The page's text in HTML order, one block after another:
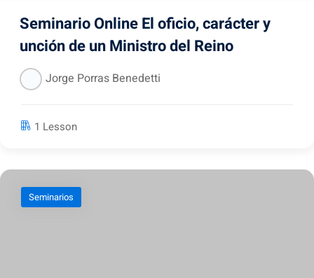
Seminario Online El oficio, carácter y
unción de un Ministro del Reino
Jorge Porras Benedetti
1 Lesson
Seminarios